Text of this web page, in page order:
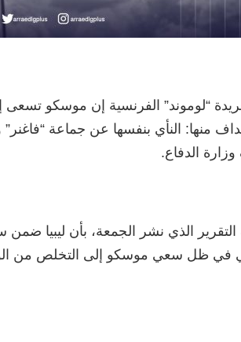
“لوموند” الفرنسية إن موسكو
منها: النأي بنفسها عن جماعة
الدفاع.
الذي نشر الجمعة، بأن ليبيا ضمن
في ظل سعي موسكو إلى التخلص من